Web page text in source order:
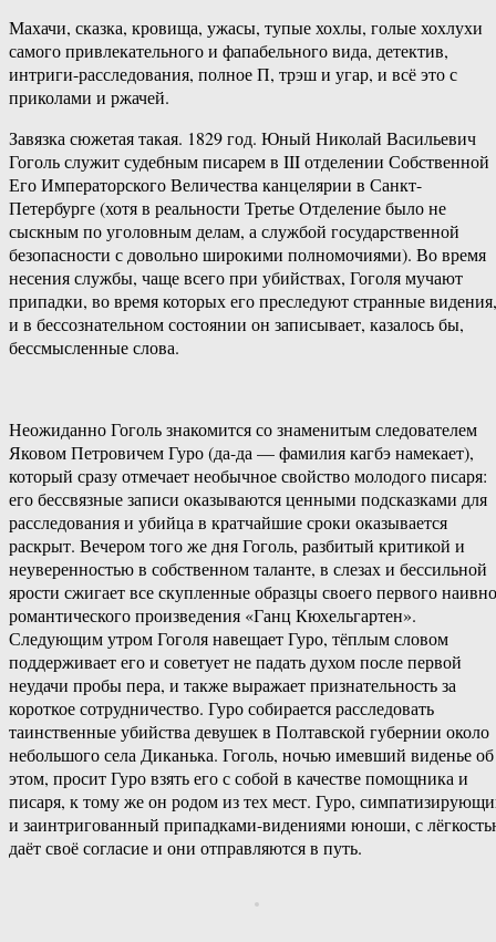
Махачи, сказка, кровища, ужасы, тупые хохлы, голые хохлухи
самого привлекательного и фапабельного вида, детектив,
интриги-расследования, полное П, трэш и угар, и всё это с
приколами и ржачей.
Завязка сюжетая такая. 1829 год. Юный Николай Васильевич
Гоголь служит судебным писарем в III отделении Собственной
Его Императорского Величества канцелярии в Санкт-
Петербурге (хотя в реальности Третье Отделение было не
сыскным по уголовным делам, а службой государственной
безопасности с довольно широкими полномочиями). Во время
несения службы, чаще всего при убийствах, Гоголя мучают
припадки, во время которых его преследуют странные видения,
и в бессознательном состоянии он записывает, казалось бы,
бессмысленные слова.
Неожиданно Гоголь знакомится со знаменитым следователем
Яковом Петровичем Гуро (да-да — фамилия кагбэ намекает),
который сразу отмечает необычное свойство молодого писаря:
его бессвязные записи оказываются ценными подсказками для
расследования и убийца в кратчайшие сроки оказывается
раскрыт. Вечером того же дня Гоголь, разбитый критикой и
неуверенностью в собственном таланте, в слезах и бессильной
ярости сжигает все скупленные образцы своего первого
романтического произведения «Ганц Кюхельгартен».
Следующим утром Гоголя навещает Гуро, тёплым словом
поддерживает его и советует не падать духом после первой
неудачи пробы пера, и также выражает признательность за
короткое сотрудничество. Гуро собирается расследовать
таинственные убийства девушек в Полтавской губернии около
небольшого села Диканька. Гоголь, ночью имевший виденье об
этом, просит Гуро взять его с собой в качестве помощника и
писаря, к тому же он родом из тех мест. Гуро,
и заинтригованный припадками-видениями юноши, с
даёт своё согласие и они отправляются в путь.